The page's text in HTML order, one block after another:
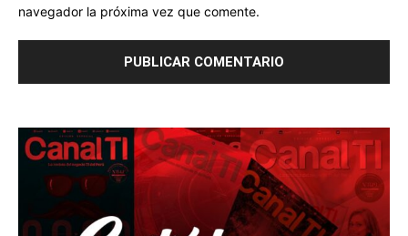
navegador la próxima vez que comente.